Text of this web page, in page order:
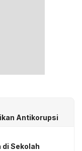
Antikorupsi
di Sekolah